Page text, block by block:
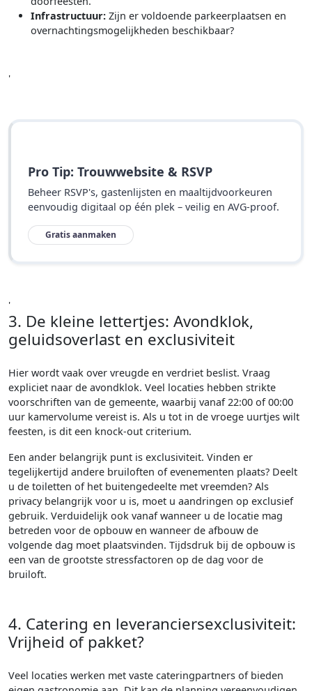
Infrastructuur: Zijn er voldoende parkeerplaatsen en
overnachtingsmogelijkheden beschikbaar?
'
Pro Tip: Trouwwebsite & RSVP
Beheer RSVP's, gastenlijsten en maaltijdvoorkeuren
eenvoudig digitaal op één plek – veilig en AVG-proof.
Gratis aanmaken
'
3. De kleine lettertjes: Avondklok,
geluidsoverlast en exclusiviteit
Hier wordt vaak over vreugde en verdriet beslist. Vraag
expliciet naar de avondklok. Veel locaties hebben strikte
voorschriften van de gemeente, waarbij vanaf 22:00 of 00:00
uur kamervolume vereist is. Als u tot in de vroege uurtjes wilt
feesten, is dit een knock-out criterium.
Een ander belangrijk punt is exclusiviteit. Vinden er
tegelijkertijd andere bruiloften of evenementen plaats? Deelt
u de toiletten of het buitengedeelte met vreemden? Als
privacy belangrijk voor u is, moet u aandringen op exclusief
gebruik. Verduidelijk ook vanaf wanneer u de locatie mag
betreden voor de opbouw en wanneer de afbouw de
volgende dag moet plaatsvinden. Tijdsdruk bij de opbouw is
een van de grootste stressfactoren op de dag voor de
bruiloft.
4. Catering en leveranciersexclusiviteit:
Vrijheid of pakket?
Veel locaties werken met vaste cateringpartners of bieden